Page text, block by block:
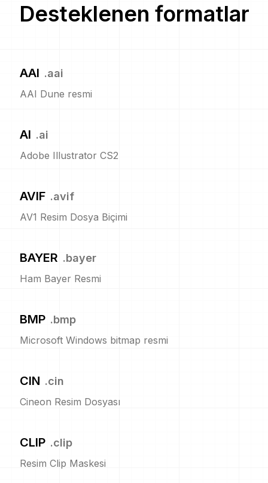
Desteklenen formatlar
AAI .aai
AAI Dune resmi
AI .ai
Adobe Illustrator CS2
AVIF .avif
AV1 Resim Dosya Biçimi
BAYER .bayer
Ham Bayer Resmi
BMP .bmp
Microsoft Windows bitmap resmi
CIN .cin
Cineon Resim Dosyası
CLIP .clip
Resim Clip Maskesi